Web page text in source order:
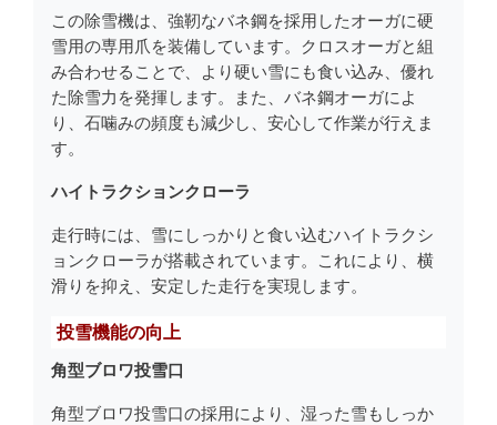
この除雪機は、強靭なバネ鋼を採用したオーガに硬
雪用の専用爪を装備しています。クロスオーガと組
み合わせることで、より硬い雪にも食い込み、優れ
た除雪力を発揮します。また、バネ鋼オーガによ
り、石噛みの頻度も減少し、安心して作業が行えま
す。
ハイトラクションクローラ
走行時には、雪にしっかりと食い込むハイトラクシ
ョンクローラが搭載されています。これにより、横
滑りを抑え、安定した走行を実現します。
投雪機能の向上
角型ブロワ投雪口
角型ブロワ投雪口の採用により、湿った雪もしっか